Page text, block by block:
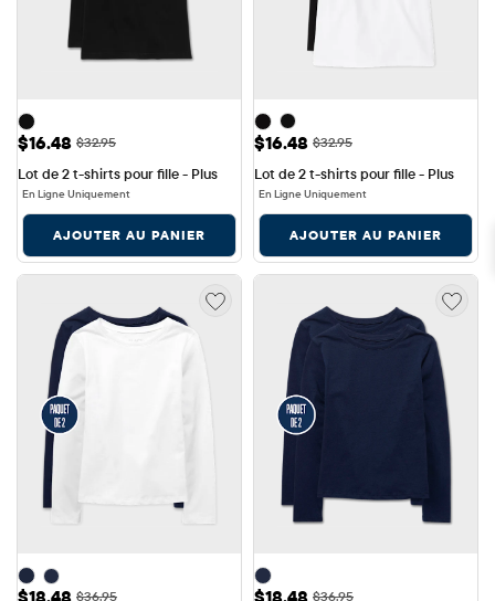
Prix ​​de vente: $16.48
$16.48 Prix ​​d'origine: $32.95
$32.95
Lot de 2 t-shirts pour fille - Plus
En Ligne Uniquement
AJOUTER AU PANIER
Prix ​​de vente: $16.48
$16.48 Prix ​​d'origine: $32.95
$32.95
Lot de 2 t-shirts pour fille - Plus
En Ligne Uniquement
AJOUTER AU PANIER
Prix ​​de vente: $18.48
Prix ​​d'origine: $36.95
$36.95 Prix ​​de vente: $18.48
Prix ​​d'origine: $36.95
$36.95